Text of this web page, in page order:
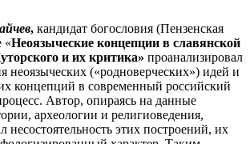
, кандидат богословия (Пензенская
«Неоязыческие концепции в славянской
и их критика» проанализировал
неоязыческих («родноверческих») идей и
концепций в современный российский
Автор, опираясь на данные
археологии и религиоведения,
несостоятельность этих построений, их